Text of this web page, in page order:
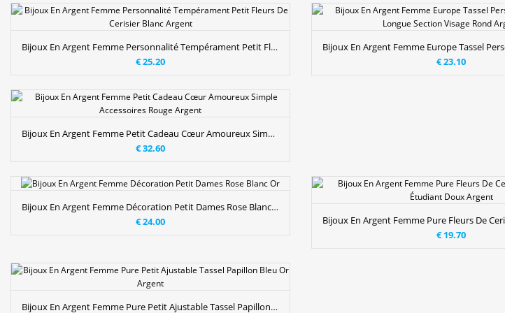
Bijoux En Argent Femme Personnalité Tempérament Petit Fleurs De Cerisier Blanc Argent
€ 25.20
€ 23.10
Bijoux En Argent Femme Petit Cadeau Cœur Amoureux Simple Accessoires Rouge Argent
€ 32.60
Bijoux En Argent Femme Décoration Petit Dames Rose Blanc Or
€ 24.00
€ 19.70
Bijoux En Argent Femme Pure Petit Ajustable Tassel Papillon Bleu Or Argent